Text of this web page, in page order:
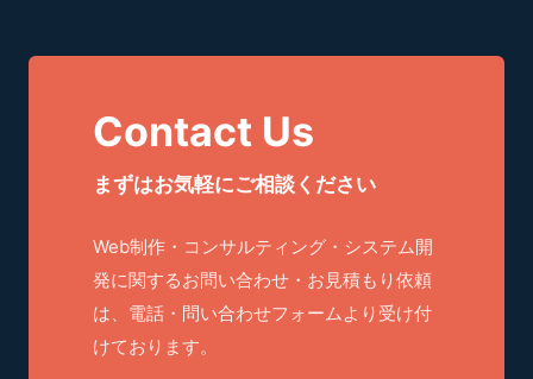
Contact Us
まずはお気軽にご相談ください
Web制作・コンサルティング・システム開
発に関するお問い合わせ・お見積もり依頼
は、電話・問い合わせフォームより受け付
けております。